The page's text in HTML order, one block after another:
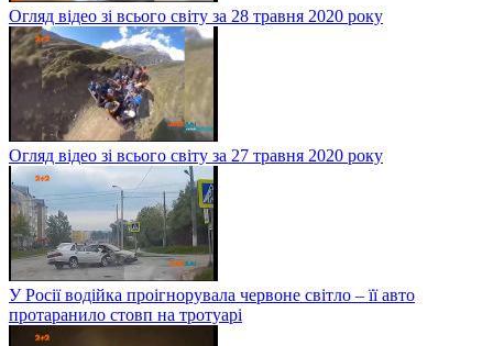
Огляд відео зі всього світу за 28 травня 2020 року
Огляд відео зі всього світу за 27 травня 2020 року
У Росії водійка проігнорувала червоне світло – її авто
протаранило стовп на тротуарі